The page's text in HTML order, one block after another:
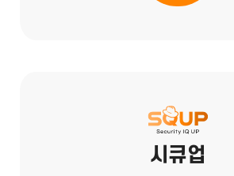
시큐업